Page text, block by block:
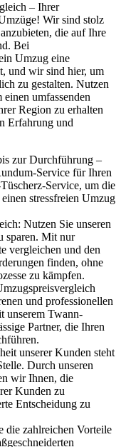
– Ihrer
Wir sind stolz
die auf Ihre
Bei
Umzug eine
und wir sind hier, um
zu gestalten. Nutzen
einen umfassenden
Region zu erhalten
Erfahrung und
zur Durchführung –
Service für Ihren
Service, um die
stressfreien Umzug
Nutzen Sie unseren
sparen. Mit nur
vergleichen und den
finden, ohne
zu kämpfen.
und professionellen
unserem Twann-
Partner, die Ihren
unserer Kunden steht
Durch unseren
wir Ihnen, die
Kunden zu
Entscheidung zu
die zahlreichen Vorteile